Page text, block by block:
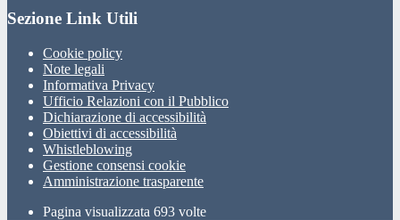
Sezione Link Utili
Cookie policy
Note legali
Informativa Privacy
Ufficio Relazioni con il Pubblico
Dichiarazione di accessibilità
Obiettivi di accessibilità
Whistleblowing
Gestione consensi cookie
Amministrazione trasparente
Pagina visualizzata 693 volte